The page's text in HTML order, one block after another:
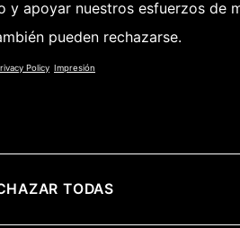
y apoyar nuestros esfuerzos de
pueden rechazarse.
Policy Impresión
TODAS